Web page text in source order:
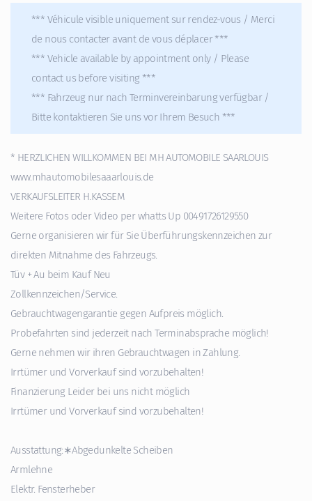
*** Véhicule visible uniquement sur rendez-vous / Merci
de nous contacter avant de vous déplacer ***
*** Vehicle available by appointment only / Please
contact us before visiting ***
*** Fahrzeug nur nach Terminvereinbarung verfügbar /
Bitte kontaktieren Sie uns vor Ihrem Besuch ***
* HERZLICHEN WILLKOMMEN BEI MH AUTOMOBILE SAARLOUIS
www.mhautomobilesaaarlouis.de
VERKAUFSLEITER H.KASSEM
Weitere Fotos oder Video per whatts Up 00491726129550
Gerne organisieren wir für Sie Überführungskennzeichen zur
direkten Mitnahme des Fahrzeugs.
Tüv + Au beim Kauf Neu
Zollkennzeichen/Service.
Gebrauchtwagengarantie gegen Aufpreis möglich.
Probefahrten sind jederzeit nach Terminabsprache möglich!
Gerne nehmen wir ihren Gebrauchtwagen in Zahlung.
Irrtümer und Vorverkauf sind vorzubehalten!
Finanzierung Leider bei uns nicht möglich
Irrtümer und Vorverkauf sind vorzubehalten!
Ausstattung:∗Abgedunkelte Scheiben
Armlehne
Elektr. Fensterheber